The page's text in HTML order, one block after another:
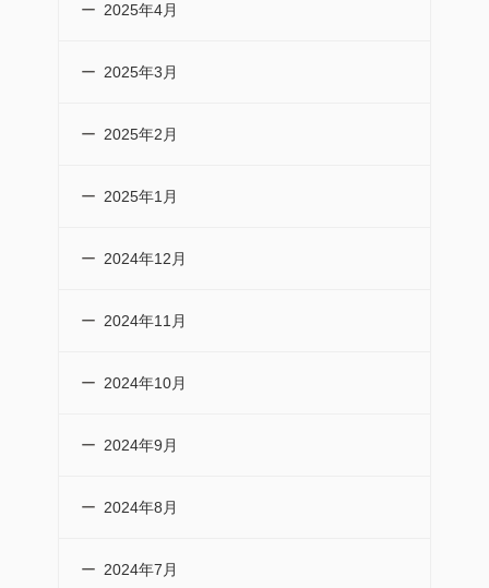
2025年4月
2025年3月
2025年2月
2025年1月
2024年12月
2024年11月
2024年10月
2024年9月
2024年8月
2024年7月